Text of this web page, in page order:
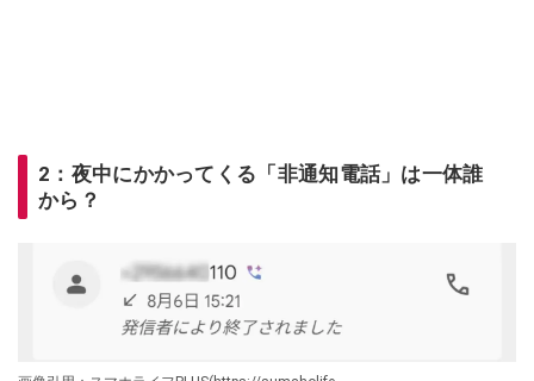
2：夜中にかかってくる「非通知電話」は一体誰
から？